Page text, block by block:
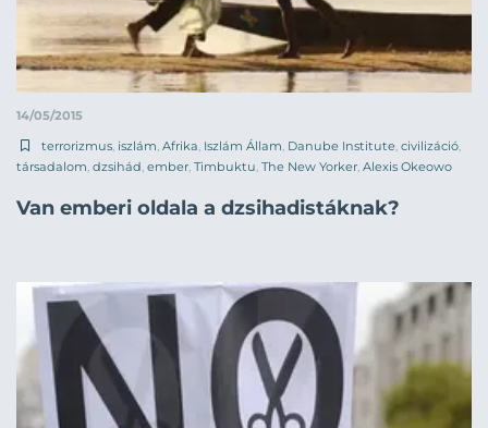
14/05/2015
terrorizmus, iszlám, Afrika, Iszlám Állam, Danube Institute, civilizáció,
társadalom, dzsihád, ember, Timbuktu, The New Yorker, Alexis Okeowo
Van emberi oldala a dzsihadistáknak?